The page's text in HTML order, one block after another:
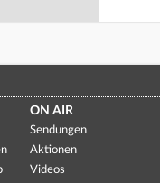
ON AIR
Sendungen
Aktionen
Videos